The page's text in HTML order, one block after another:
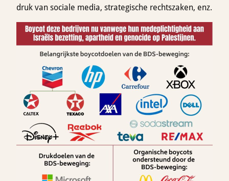
druk van sociale media, strategische rechtszaken, enz.